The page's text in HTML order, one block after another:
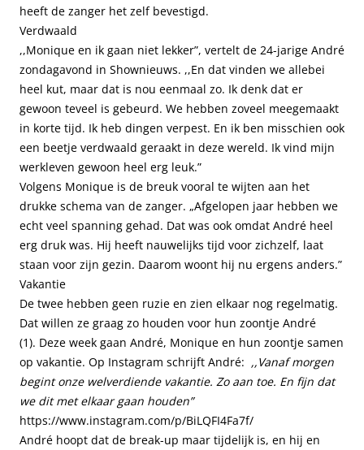
heeft de zanger het zelf bevestigd.
Verdwaald
,,Monique en ik gaan niet lekker”, vertelt de 24-jarige André
zondagavond in Shownieuws. ,,En dat vinden we allebei
heel kut, maar dat is nou eenmaal zo. Ik denk dat er
gewoon teveel is gebeurd. We hebben zoveel meegemaakt
in korte tijd. Ik heb dingen verpest. En ik ben misschien ook
een beetje verdwaald geraakt in deze wereld. Ik vind mijn
werkleven gewoon heel erg leuk.”
Volgens Monique is de breuk vooral te wijten aan het
drukke schema van de zanger. „Afgelopen jaar hebben we
echt veel spanning gehad. Dat was ook omdat André heel
erg druk was. Hij heeft nauwelijks tijd voor zichzelf, laat
staan voor zijn gezin. Daarom woont hij nu ergens anders.”
Vakantie
De twee hebben geen ruzie en zien elkaar nog regelmatig.
Dat willen ze graag zo houden voor hun zoontje André
(1). Deze week gaan André, Monique en hun zoontje samen
op vakantie. Op Instagram schrijft André: ,,Vanaf morgen
begint onze welverdiende vakantie. Zo aan toe. En fijn dat
we dit met elkaar gaan houden”
https://www.instagram.com/p/BiLQFI4Fa7f/
André hoopt dat de break-up maar tijdelijk is, en hij en